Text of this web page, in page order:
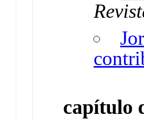
capítulo